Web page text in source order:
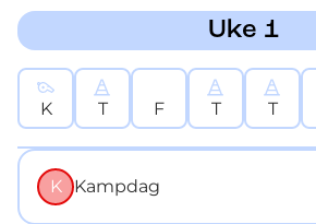
Uke 1
K T F T T
K Kampdag